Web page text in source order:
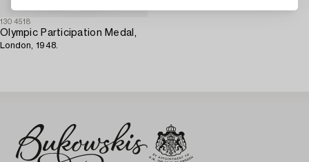
1304518
Olympic Participation Medal,
London, 1948.